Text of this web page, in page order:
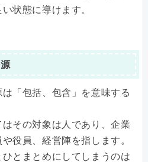
状態に導けます。
「包括、包含」を意味する
その対象は人であり、企業
役員、経営陣を指します。
とまとめにしてしまうのは